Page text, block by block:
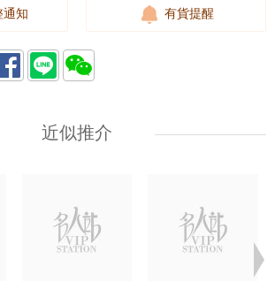
通知 有貨提醒
近似推介